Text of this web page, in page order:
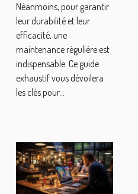
Néanmoins, pour garantir
leur durabilité et leur
efficacité, une
maintenance régulière est
indispensable. Ce guide
exhaustif vous dévoilera
les clés pour...